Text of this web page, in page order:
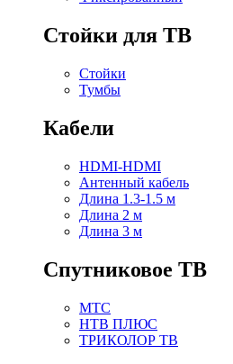
Стойки для ТВ
Стойки
Тумбы
Кабели
HDMI-HDMI
Антенный кабель
Длина 1.3-1.5 м
Длина 2 м
Длина 3 м
Спутниковое ТВ
МТС
НТВ ПЛЮС
ТРИКОЛОР ТВ